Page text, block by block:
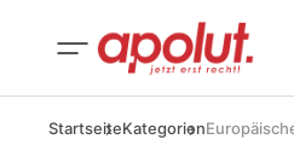
StartseiteKategorien